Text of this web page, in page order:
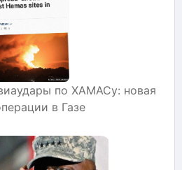
по ХАМАСу: новая
в Газе